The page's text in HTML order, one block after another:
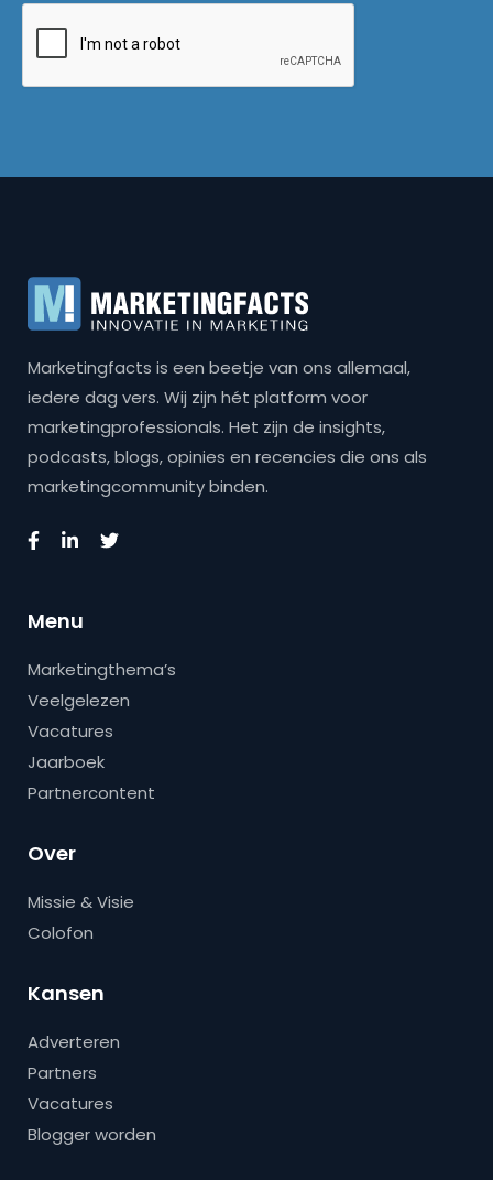
Marketingfacts is een beetje van ons allemaal,
iedere dag vers. Wij zijn hét platform voor
marketingprofessionals. Het zijn de insights,
podcasts, blogs, opinies en recencies die ons als
marketingcommunity binden.
Menu
Marketingthema’s
Veelgelezen
Vacatures
Jaarboek
Partnercontent
Over
Missie & Visie
Colofon
Kansen
Adverteren
Partners
Vacatures
Blogger worden